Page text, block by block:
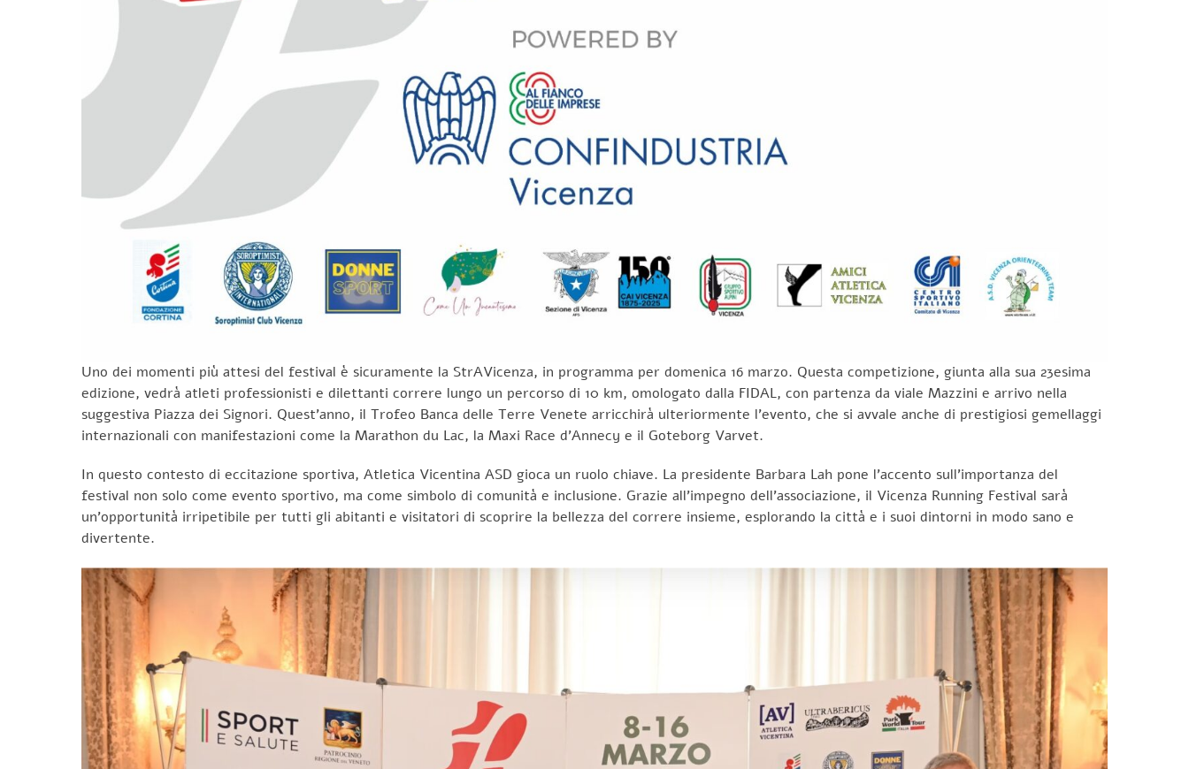
Uno dei momenti più attesi del festival è sicuramente la StrAVicenza, in programma per domenica 16 marzo. Questa competizione, giunta alla sua 23esima
edizione, vedrà atleti professionisti e dilettanti correre lungo un percorso di 10 km, omologato dalla FIDAL, con partenza da viale Mazzini e arrivo nella
suggestiva Piazza dei Signori. Quest’anno, il Trofeo Banca delle Terre Venete arricchirà ulteriormente l’evento, che si avvale anche di prestigiosi gemellaggi
internazionali con manifestazioni come la Marathon du Lac, la Maxi Race d’Annecy e il Goteborg Varvet.
In questo contesto di eccitazione sportiva, Atletica Vicentina ASD gioca un ruolo chiave. La presidente Barbara Lah pone l’accento sull’importanza del
festival non solo come evento sportivo, ma come simbolo di comunità e inclusione. Grazie all’impegno dell’associazione, il Vicenza Running Festival sarà
un’opportunità irripetibile per tutti gli abitanti e visitatori di scoprire la bellezza del correre insieme, esplorando la città e i suoi dintorni in modo sano e
divertente.